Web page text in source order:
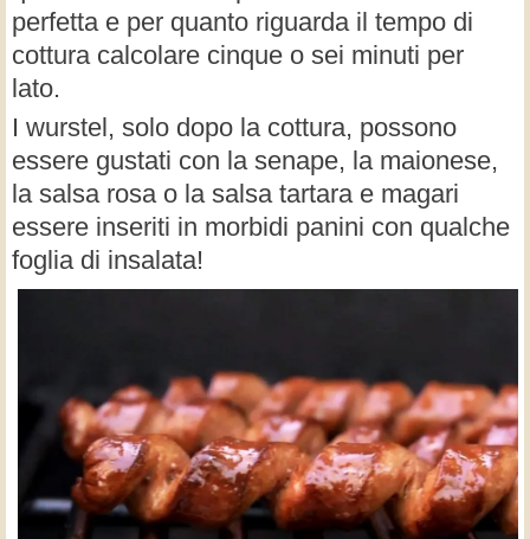
perfetta e per quanto riguarda il tempo di
cottura calcolare cinque o sei minuti per
lato.
I wurstel, solo dopo la cottura, possono
essere gustati con la senape, la maionese,
la salsa rosa o la salsa tartara e magari
essere inseriti in morbidi panini con qualche
foglia di insalata!